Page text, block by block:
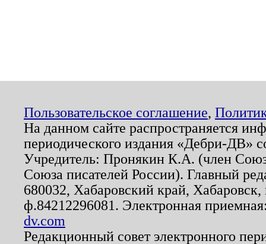
Пользовательское соглашение,
На данном сайте распространяется
периодического издания «Дебри-ДВ»
Учредитель: Пронякин К.А. (член
Союза писателей России). Главный
680032, Хабаровский край,
ф.84212296081. Электронная
dv.com
Редакционный совет электронного